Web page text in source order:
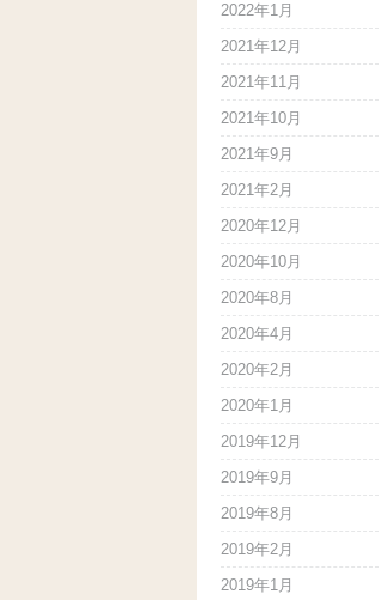
2022年1月
2021年12月
2021年11月
2021年10月
2021年9月
2021年2月
2020年12月
2020年10月
2020年8月
2020年4月
2020年2月
2020年1月
2019年12月
2019年9月
2019年8月
2019年2月
2019年1月